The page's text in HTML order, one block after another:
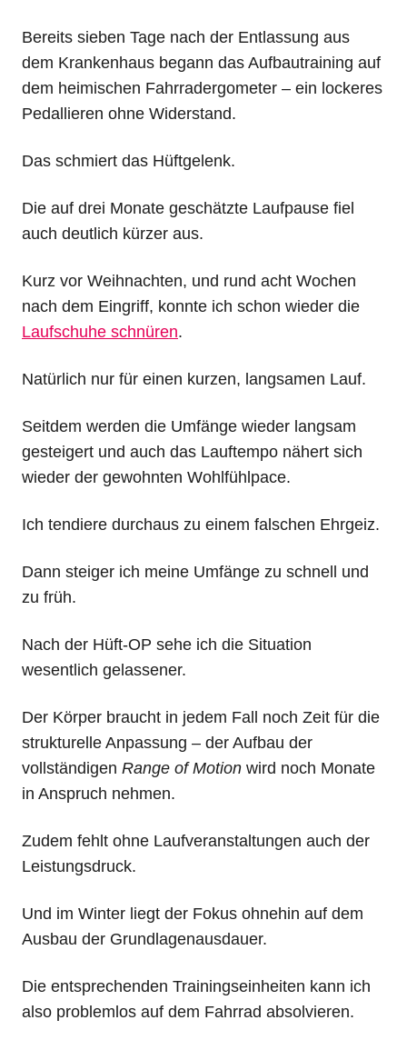
Bereits sieben Tage nach der Entlassung aus
dem Krankenhaus begann das Aufbautraining auf
dem heimischen Fahrradergometer – ein lockeres
Pedallieren ohne Widerstand.
Das schmiert das Hüftgelenk.
Die auf drei Monate geschätzte Laufpause fiel
auch deutlich kürzer aus.
Kurz vor Weihnachten, und rund acht Wochen
nach dem Eingriff, konnte ich schon wieder die
Laufschuhe schnüren.
Natürlich nur für einen kurzen, langsamen Lauf.
Seitdem werden die Umfänge wieder langsam
gesteigert und auch das Lauftempo nähert sich
wieder der gewohnten Wohlfühlpace.
Ich tendiere durchaus zu einem falschen Ehrgeiz.
Dann steiger ich meine Umfänge zu schnell und
zu früh.
Nach der Hüft-OP sehe ich die Situation
wesentlich gelassener.
Der Körper braucht in jedem Fall noch Zeit für die
strukturelle Anpassung – der Aufbau der
vollständigen Range of Motion wird noch Monate
in Anspruch nehmen.
Zudem fehlt ohne Laufveranstaltungen auch der
Leistungsdruck.
Und im Winter liegt der Fokus ohnehin auf dem
Ausbau der Grundlagenausdauer.
Die entsprechenden Trainingseinheiten kann ich
also problemlos auf dem Fahrrad absolvieren.